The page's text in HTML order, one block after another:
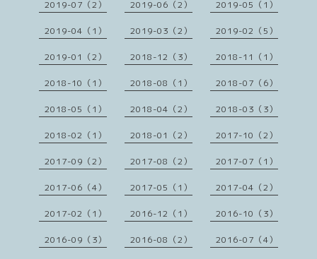
2019-07（2） 2019-06（2） 2019-05（1）
2019-04（1） 2019-03（2） 2019-02（5）
2019-01（2） 2018-12（3） 2018-11（1）
2018-10（1） 2018-08（1） 2018-07（6）
2018-05（1） 2018-04（2） 2018-03（3）
2018-02（1） 2018-01（2） 2017-10（2）
2017-09（2） 2017-08（2） 2017-07（1）
2017-06（4） 2017-05（1） 2017-04（2）
2017-02（1） 2016-12（1） 2016-10（3）
2016-09（3） 2016-08（2） 2016-07（4）